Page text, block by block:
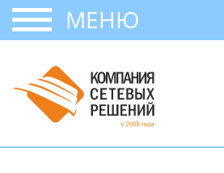
МЕНЮ